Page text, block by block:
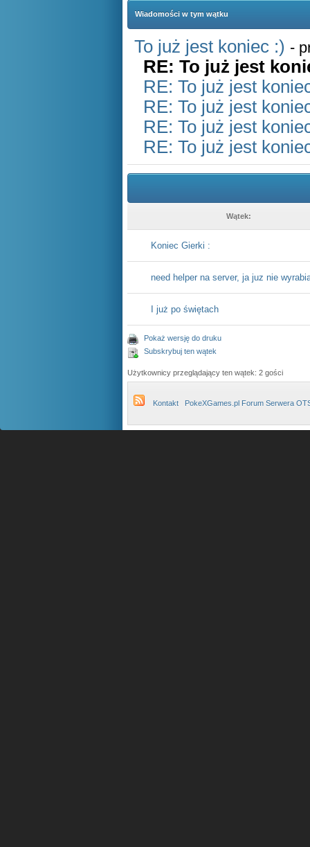
Wiadomości w tym wątku
To już jest koniec :) -
RE: To już jest
RE: To już jest
RE: To już jest
RE: To już jest
RE: To już jest
Wątek:
Koniec Gierki :
need helper na server, ja juz nie
I już po świętach
Pokaż wersję do druku
Subskrybuj ten wątek
Użytkownicy przeglądający ten wątek: 2 gości
Kontakt PokeXGames.pl Forum Serwera